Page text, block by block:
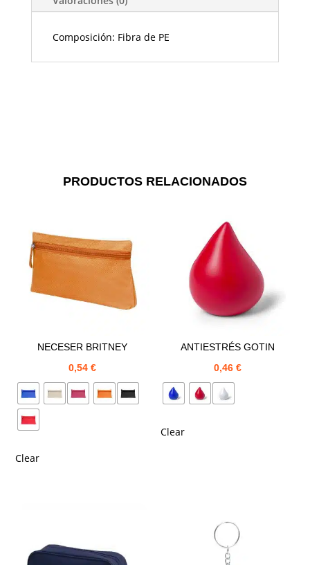
Composición: Fibra de PE
PRODUCTOS RELACIONADOS
NECESER BRITNEY
0,54€
Clear
ANTIESTRÉS GOTIN
0,46 €
Clear